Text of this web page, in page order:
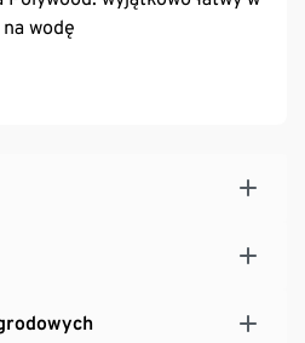
wodę
z aluminium odpornego na
pielęgnacji